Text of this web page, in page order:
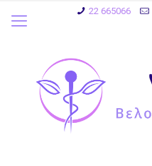
22 665066